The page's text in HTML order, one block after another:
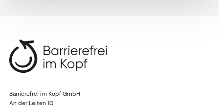
Barrierefrei im Kopf GmbH
An der Leiten 10